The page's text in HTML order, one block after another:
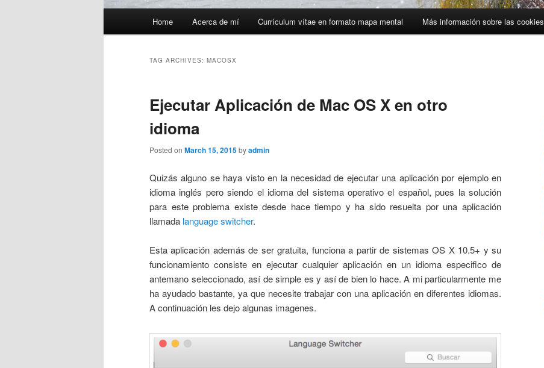
Home Acerca de mí Currículum vítae en formato mapa mental Más información sobre las cookies
TAG ARCHIVES: MACOSX
Ejecutar Aplicación de Mac OS X en otro
idioma
Posted on March 15, 2015byadmin
Quizás alguno se haya visto en la necesidad de ejecutar una aplicación por ejemplo en
idioma inglés pero siendo el idioma del sistema operativo el español, pues la solución
para este problema existe desde hace tiempo y ha sido resuelta por una aplicación
llamada language switcher.
Esta aplicación además de ser gratuita, funciona a partir de sistemas OS X 10.5+ y su
funcionamiento consiste en ejecutar cualquier aplicación en un idioma especifico de
antemano seleccionado, así de simple es y así de bien lo hace. A mi particularmente me
ha ayudado bastante, ya que necesite trabajar con una aplicación en diferentes idiomas.
A continuación les dejo algunas imagenes.